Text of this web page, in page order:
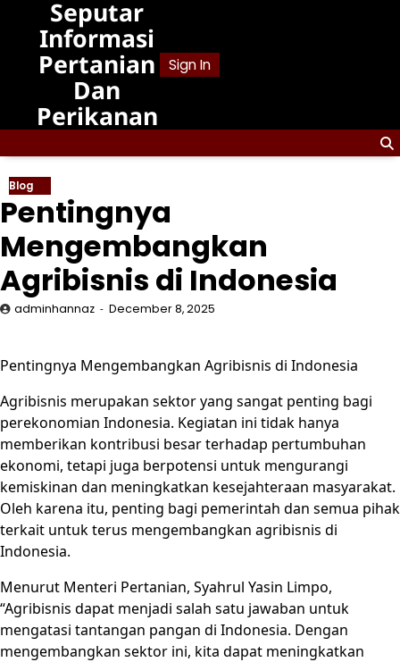
content
Seputar
Informasi
Pertanian
Dan
Perikanan
Sign In
Blog
Pentingnya
Mengembangkan
Agribisnis di Indonesia
adminhannaz December 8, 2025
Pentingnya Mengembangkan Agribisnis di Indonesia
Agribisnis merupakan sektor yang sangat penting bagi
perekonomian Indonesia. Kegiatan ini tidak hanya
memberikan kontribusi besar terhadap pertumbuhan
ekonomi, tetapi juga berpotensi untuk mengurangi
kemiskinan dan meningkatkan kesejahteraan masyarakat.
Oleh karena itu, penting bagi pemerintah dan semua pihak
terkait untuk terus mengembangkan agribisnis di
Indonesia.
Menurut Menteri Pertanian, Syahrul Yasin Limpo,
“Agribisnis dapat menjadi salah satu jawaban untuk
mengatasi tantangan pangan di Indonesia. Dengan
mengembangkan sektor ini, kita dapat meningkatkan